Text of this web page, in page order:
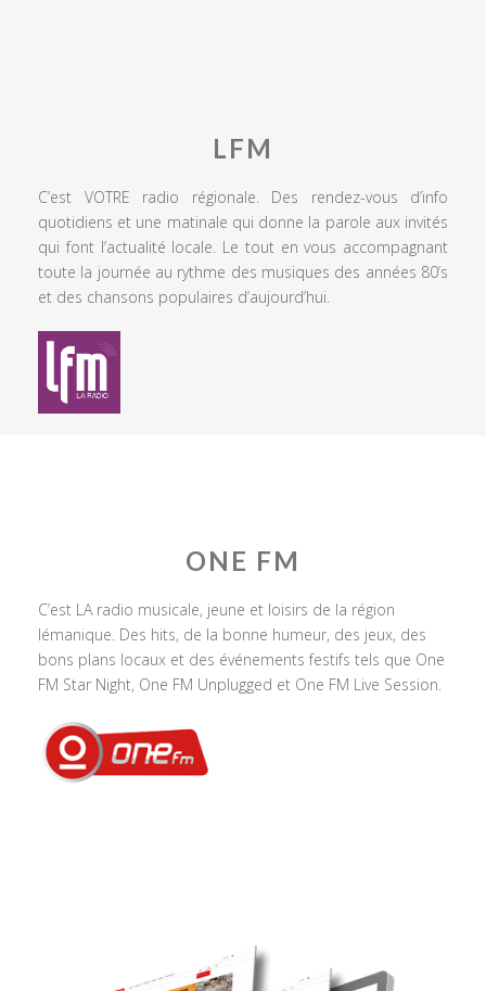
LFM
C’est VOTRE radio régionale. Des rendez-vous d’info
quotidiens et une matinale qui donne la parole aux invités
qui font l’actualité locale. Le tout en vous accompagnant
toute la journée au rythme des musiques des années 80’s
et des chansons populaires d’aujourd’hui.
ONE FM
C’est LA radio musicale, jeune et loisirs de la région
lémanique. Des hits, de la bonne humeur, des jeux, des
bons plans locaux et des événements festifs tels que One
FM Star Night, One FM Unplugged et One FM Live Session.